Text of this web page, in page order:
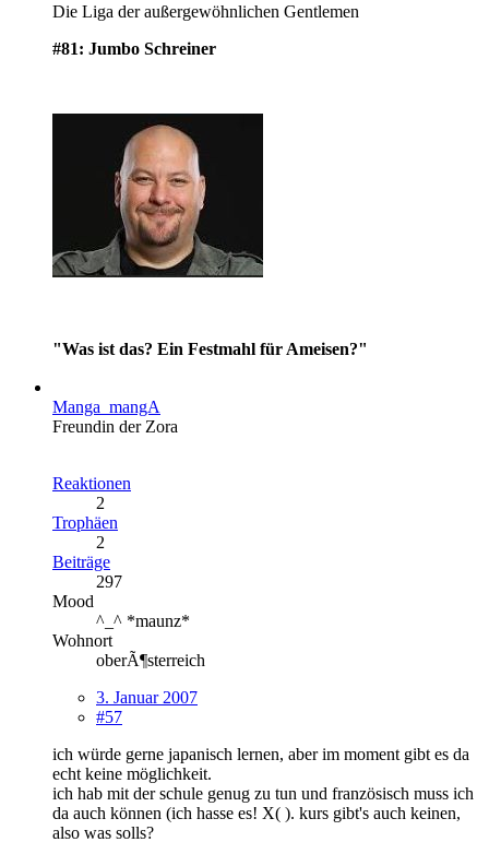
Die Liga der außergewöhnlichen Gentlemen
#81: Jumbo Schreiner
"Was ist das? Ein Festmahl für Ameisen?"
Manga_mangA
Freundin der Zora
Reaktionen
2
Trophäen
2
Beiträge
297
Mood
^_^ *maunz*
Wohnort
oberÃ¶sterreich
3. Januar 2007
#57
ich würde gerne japanisch lernen, aber im moment gibt es da
echt keine möglichkeit.
ich hab mit der schule genug zu tun und französisch muss ich
da auch können (ich hasse es! X( ). kurs gibt's auch keinen,
also was solls?